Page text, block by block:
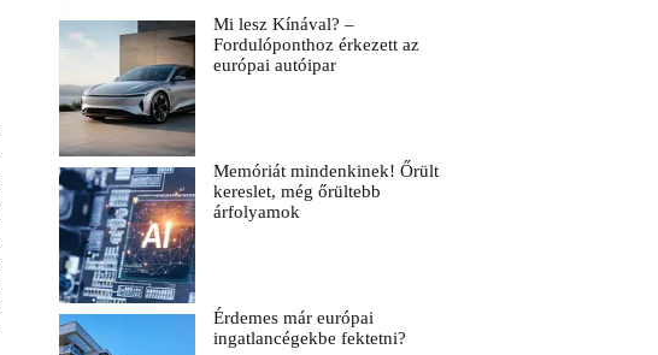
Mi lesz Kínával? –
Fordulóponthoz érkezett az
európai autóipar
Memóriát mindenkinek! Őrült
kereslet, még őrültebb
árfolyamok
Érdemes már európai
ingatlancégekbe fektetni?